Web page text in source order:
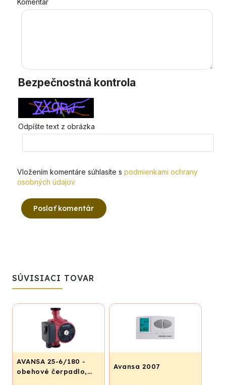
Komentár
Bezpečnostná kontrola
Odpíšte text z obrázka
Vložením komentáre súhlasíte s podmienkami ochrany
osobných údajov
Poslať komentár
SÚVISIACI TOVAR
AVANSA 25-6/180 -
obehové čerpadlo,
Avansa 2007